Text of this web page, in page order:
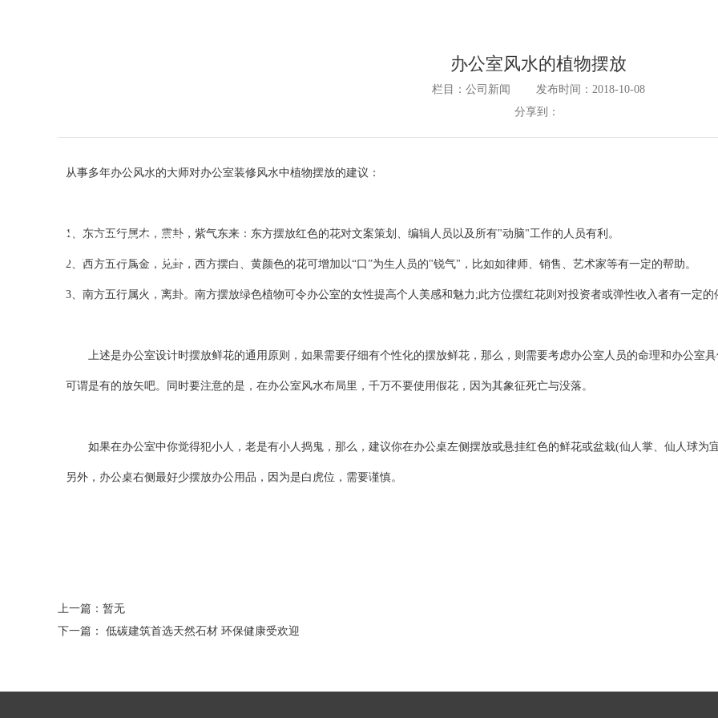
新闻动态
办公室风水的植物摆放
栏目：公司新闻
发布时间：2018-10-08
分享到：
从事多年办公风水的大师对办公室装修风水中植物摆放的建议：
1、东方五行属木，震卦，紫气东来：东方摆放红色的花对文案策划、编辑人员以及所有"动脑"工作的人员有利。
2、西方五行属金，兑卦，西方摆白、黄颜色的花可增加以“口”为生人员的"锐气"，比如如律师、销售、艺术家等有一定的帮助。
3、南方五行属火，离卦。南方摆放绿色植物可令办公室的女性提高个人美感和魅力;此方位摆红花则对投资者或弹性收入者有一定的
上述是办公室设计时摆放鲜花的通用原则，如果需要仔细有个性化的摆放鲜花，那么，则需要考虑办公室人员的命理和办公室具
可谓是有的放矢吧。同时要注意的是，在办公室风水布局里，千万不要使用假花，因为其象征死亡与没落。
如果在办公室中你觉得犯小人，老是有小人捣鬼，那么，建议你在办公桌左侧摆放或悬挂红色的鲜花或盆栽(仙人掌、仙人球为宜
另外，办公桌右侧最好少摆放办公用品，因为是白虎位，需要谨慎。
上一篇：暂无
下一篇：
低碳建筑首选天然石材 环保健康受欢迎